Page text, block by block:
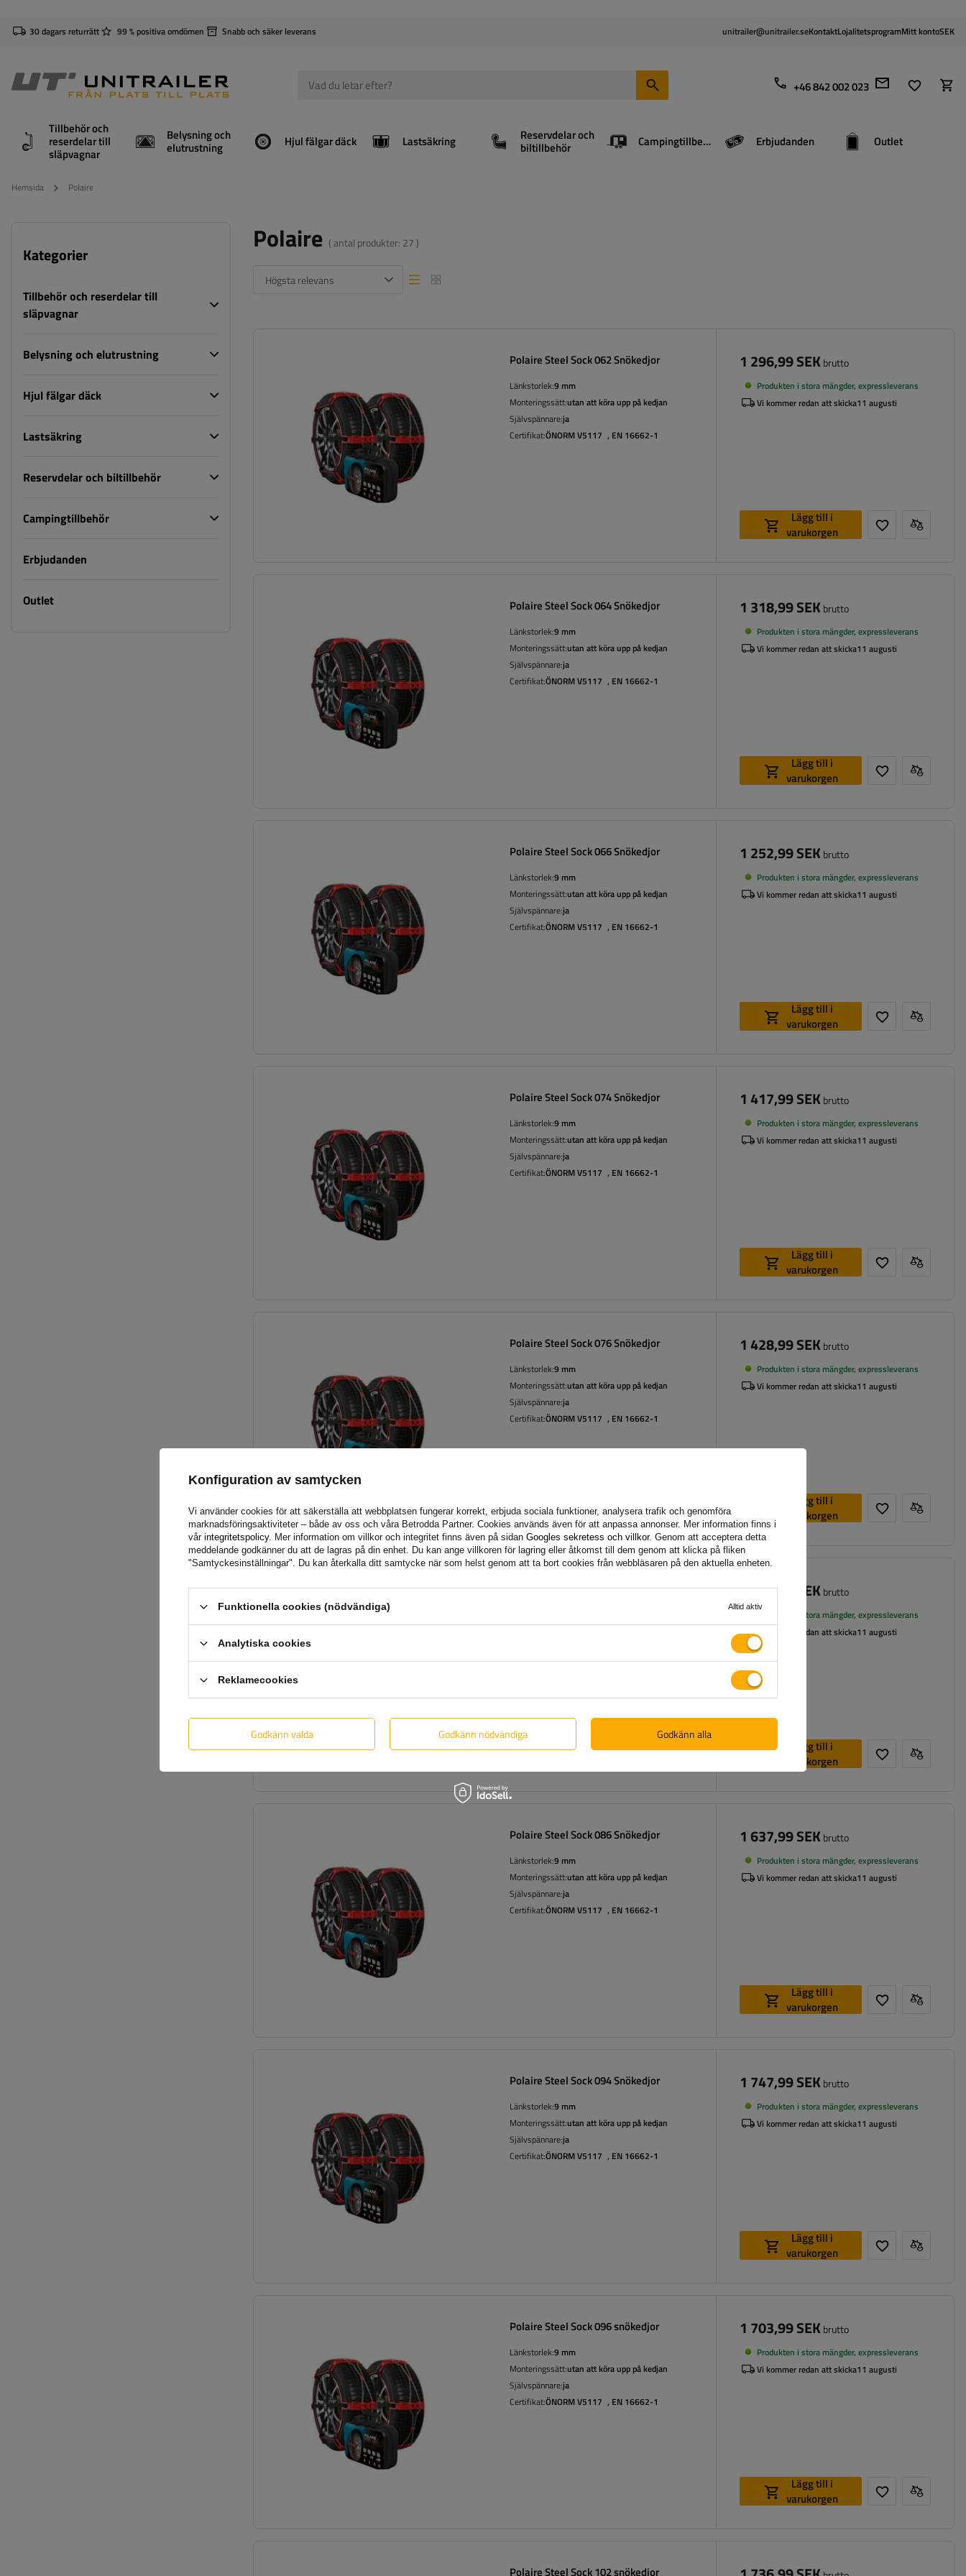
30 dagars returrätt 99 % positiva omdömen Snabb och säker leverans unitrailer@unitrailer.seKontaktLojalitetsprogramMitt kontoSEK
+46 842 002 023
Tillbehör och
reserdelar till
släpvagnar
Belysning och
elutrustning Hjul fälgar däck Lastsäkring Reservdelar och
biltillbehör Campingtillbehör Erbjudanden Outlet
Hemsida Polaire
Kategorier
Tillbehör och reserdelar till
släpvagnar
Belysning och elutrustning
Hjul fälgar däck
Lastsäkring
Reservdelar och biltillbehör
Campingtillbehör
Erbjudanden
Outlet
Polaire ( antal produkter: 27 )
Högsta relevans Lista vyLista vy
Polaire Steel Sock 062 Snökedjor
Länkstorlek:9 mm
Monteringssätt:utan att köra upp på kedjan
Självspännare:ja
Certifikat:ÖNORM V5117 , EN 16662-1
1 296,99 SEKbrutto
Produkten i stora mängder, expressleverans
Vi kommer redan att skicka11 augusti
Lägg till i
varukorgen
Polaire Steel Sock 064 Snökedjor
Länkstorlek:9 mm
Monteringssätt:utan att köra upp på kedjan
Självspännare:ja
Certifikat:ÖNORM V5117 , EN 16662-1
1 318,99 SEKbrutto
Produkten i stora mängder, expressleverans
Vi kommer redan att skicka11 augusti
Lägg till i
varukorgen
Polaire Steel Sock 066 Snökedjor
Länkstorlek:9 mm
Monteringssätt:utan att köra upp på kedjan
Självspännare:ja
Certifikat:ÖNORM V5117 , EN 16662-1
1 252,99 SEKbrutto
Produkten i stora mängder, expressleverans
Vi kommer redan att skicka11 augusti
Lägg till i
varukorgen
Polaire Steel Sock 074 Snökedjor
Länkstorlek:9 mm
Monteringssätt:utan att köra upp på kedjan
Självspännare:ja
Certifikat:ÖNORM V5117 , EN 16662-1
1 417,99 SEKbrutto
Produkten i stora mängder, expressleverans
Vi kommer redan att skicka11 augusti
Lägg till i
varukorgen
Polaire Steel Sock 076 Snökedjor
Länkstorlek:9 mm
Monteringssätt:utan att köra upp på kedjan
Självspännare:ja
Certifikat:ÖNORM V5117 , EN 16662-1
1 428,99 SEKbrutto
Produkten i stora mängder, expressleverans
Vi kommer redan att skicka11 augusti
Lägg till i
varukorgen
Polaire Steel Sock 082 Snökedjor
Certifikat:ÖNORM V5117 ,EN 16662-1
1 527,99 SEKbrutto
Produkten i stora mängder, expressleverans
Vi kommer redan att skicka11 augusti
Lägg till i
varukorgen
Polaire Steel Sock 086 Snökedjor
Länkstorlek:9 mm
Monteringssätt:utan att köra upp på kedjan
Självspännare:ja
Certifikat:ÖNORM V5117 , EN 16662-1
1 637,99 SEKbrutto
Produkten i stora mängder, expressleverans
Vi kommer redan att skicka11 augusti
Lägg till i
varukorgen
Polaire Steel Sock 094 Snökedjor
Länkstorlek:9 mm
Monteringssätt:utan att köra upp på kedjan
Självspännare:ja
Certifikat:ÖNORM V5117 , EN 16662-1
1 747,99 SEKbrutto
Produkten i stora mängder, expressleverans
Vi kommer redan att skicka11 augusti
Lägg till i
varukorgen
Polaire Steel Sock 096 snökedjor
Länkstorlek:9 mm
Monteringssätt:utan att köra upp på kedjan
Självspännare:ja
Certifikat:ÖNORM V5117 , EN 16662-1
1 703,99 SEKbrutto
Produkten i stora mängder, expressleverans
Vi kommer redan att skicka11 augusti
Lägg till i
varukorgen
Polaire Steel Sock 102 snökedjor
Konfiguration av samtycken
Vi använder cookies för att säkerställa att webbplatsen fungerar korrekt, erbjuda sociala funktioner, analysera trafik och genomföra
marknadsföringsaktiviteter – både av oss och våra Betrodda Partner. Cookies används även för att anpassa annonser. Mer information finns i
vår integritetspolicy. Mer information om villkor och integritet finns även på sidan Googles sekretess och villkor. Genom att acceptera detta
meddelande godkänner du att de lagras på din enhet. Du kan ange villkoren för lagring eller åtkomst till dem genom att klicka på fliken
"Samtyckesinställningar". Du kan återkalla ditt samtycke när som helst genom att ta bort cookies från webbläsaren på den aktuella enheten.
Funktionella cookies (nödvändiga) Alltid aktiv
Analytiska cookies
Reklamecookies
Godkänn valda Godkänn nödvändiga Godkänn alla